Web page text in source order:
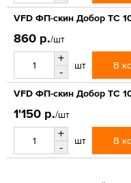
VFD ФП-скин Добор ТС
860 р./шт
+
-
шт В
VFD ФП-скин Добор ТС
1'150 р./шт
+
-
шт В